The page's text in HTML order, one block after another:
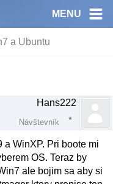
MENU
a Ubuntu
Hans222
Návštevník
WinXP. Pri boote mi
OS. Teraz by
ale bojim sa aby si